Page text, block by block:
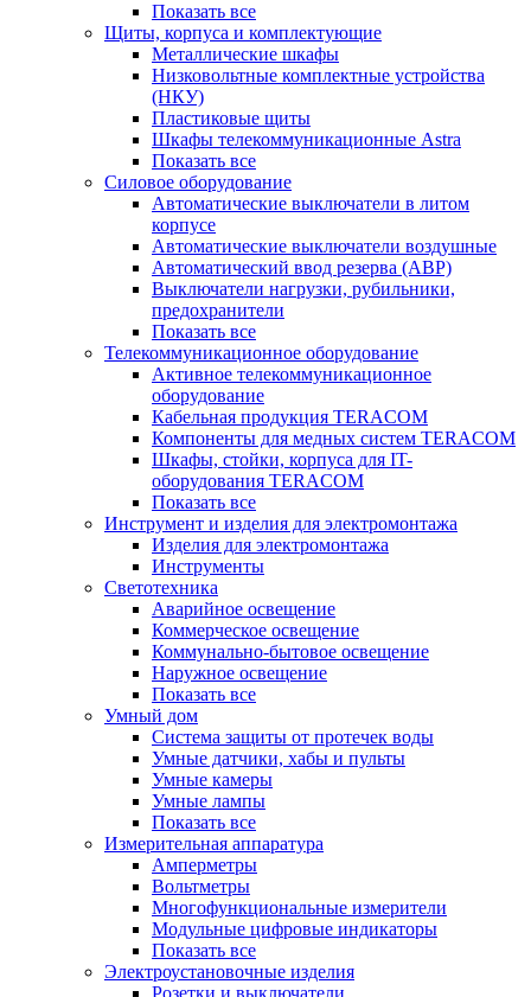
Показать все
Щиты, корпуса и комплектующие
Металлические шкафы
Низковольтные комплектные устройства
(НКУ)
Пластиковые щиты
Шкафы телекоммуникационные Astra
Показать все
Силовое оборудование
Автоматические выключатели в литом
корпусе
Автоматические выключатели воздушные
Автоматический ввод резерва (АВР)
Выключатели нагрузки, рубильники,
предохранители
Показать все
Телекоммуникационное оборудование
Активное телекоммуникационное
оборудование
Кабельная продукция TERACOM
Компоненты для медных систем TERACOM
Шкафы, стойки, корпуса для IT-
оборудования TERACOM
Показать все
Инструмент и изделия для электромонтажа
Изделия для электромонтажа
Инструменты
Светотехника
Аварийное освещение
Коммерческое освещение
Коммунально-бытовое освещение
Наружное освещение
Показать все
Умный дом
Система защиты от протечек воды
Умные датчики, хабы и пульты
Умные камеры
Умные лампы
Показать все
Измерительная аппаратура
Амперметры
Вольтметры
Многофункциональные измерители
Модульные цифровые индикаторы
Показать все
Электроустановочные изделия
Розетки и выключатели